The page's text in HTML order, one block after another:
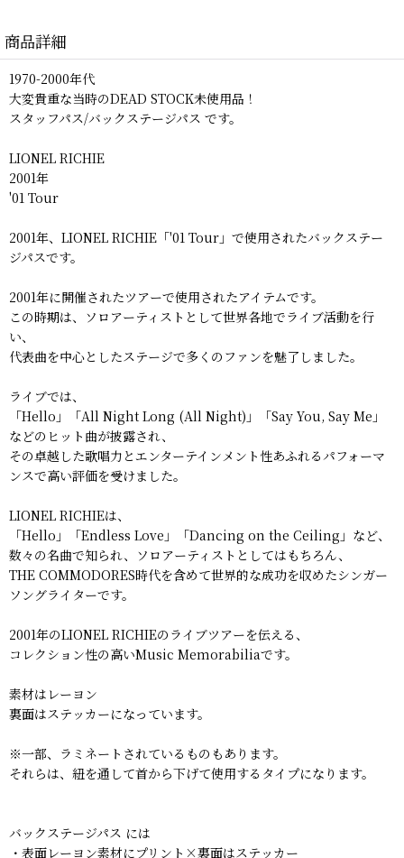
商品詳細
1970-2000年代
大変貴重な当時のDEAD STOCK未使用品！
スタッフパス/バックステージパス です。
LIONEL RICHIE
2001年
'01 Tour
2001年、LIONEL RICHIE「'01 Tour」で使用されたバックステー
ジパスです。
2001年に開催されたツアーで使用されたアイテムです。
この時期は、ソロアーティストとして世界各地でライブ活動を行
い、
代表曲を中心としたステージで多くのファンを魅了しました。
ライブでは、
「Hello」「All Night Long (All Night)」「Say You, Say Me」
などのヒット曲が披露され、
その卓越した歌唱力とエンターテインメント性あふれるパフォーマ
ンスで高い評価を受けました。
LIONEL RICHIEは、
「Hello」「Endless Love」「Dancing on the Ceiling」など、
数々の名曲で知られ、ソロアーティストとしてはもちろん、
THE COMMODORES時代を含めて世界的な成功を収めたシンガー
ソングライターです。
2001年のLIONEL RICHIEのライブツアーを伝える、
コレクション性の高いMusic Memorabiliaです。
素材はレーヨン
裏面はステッカーになっています。
※一部、ラミネートされているものもあります。
それらは、紐を通して首から下げて使用するタイプになります。
バックステージパス には
・表面レーヨン素材にプリント×裏面はステッカー